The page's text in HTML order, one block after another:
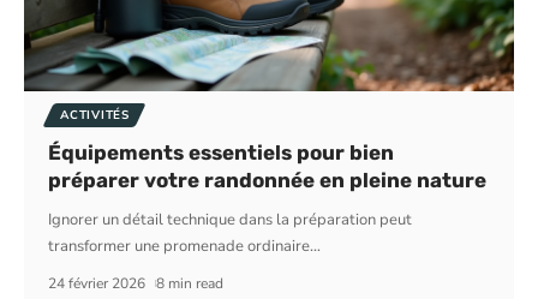
ACTIVITÉS
Équipements essentiels pour bien
préparer votre randonnée en pleine nature
Ignorer un détail technique dans la préparation peut
transformer une promenade ordinaire…
24 février 2026 8 min read